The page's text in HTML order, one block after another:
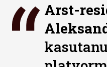
Arst-